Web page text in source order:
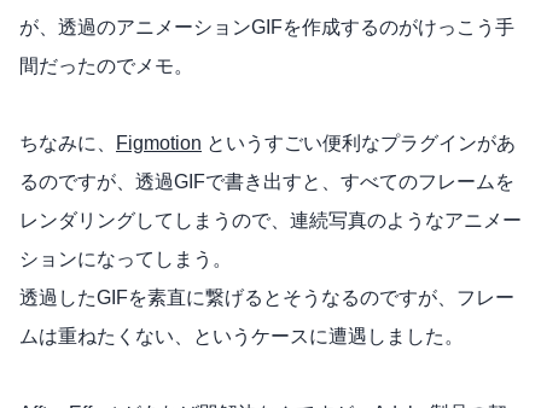
が、透過のアニメーションGIFを作成するのがけっこう手
間だったのでメモ。
ちなみに、 Figmotion というすごい便利なプラグインがあ
るのですが、透過GIFで書き出すと、すべてのフレームを
レンダリングしてしまうので、連続写真のようなアニメー
ションになってしまう。
透過したGIFを素直に繋げるとそうなるのですが、フレー
ムは重ねたくない、というケースに遭遇しました。